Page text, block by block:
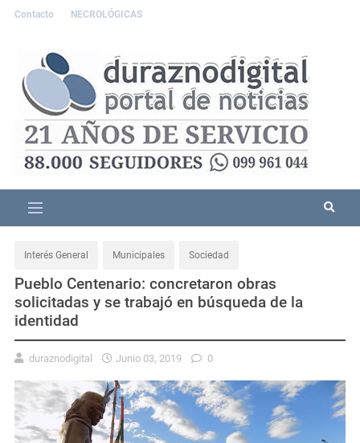
Contacto NECROLÓGICAS
Interés General Municipales Sociedad
Pueblo Centenario: concretaron obras
solicitadas y se trabajó en búsqueda de la
identidad
duraznodigital Junio 03, 2019 0